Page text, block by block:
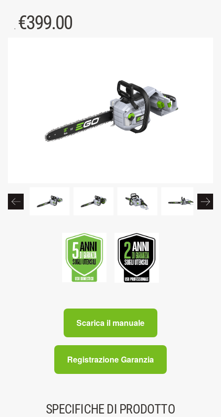
Scarica il manuale
Registrazione Garanzia
. €399.00
SPECIFICHE DI PRODOTTO